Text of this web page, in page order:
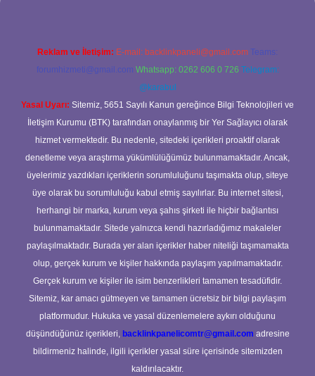
Reklam ve İletişim: E-mail: backlinkpaneli@gmail.com Teams:
forumhizmeti@gmail.com Whatsapp: 0262 606 0 726 Telegram:
@karabul
Yasal Uyarı: Sitemiz, 5651 Sayılı Kanun gereğince Bilgi Teknolojileri ve
İletişim Kurumu (BTK) tarafından onaylanmış bir Yer Sağlayıcı olarak
hizmet vermektedir. Bu nedenle, sitedeki içerikleri proaktif olarak
denetleme veya araştırma yükümlülüğümüz bulunmamaktadır. Ancak,
üyelerimiz yazdıkları içeriklerin sorumluluğunu taşımakta olup, siteye
üye olarak bu sorumluluğu kabul etmiş sayılırlar. Bu internet sitesi,
herhangi bir marka, kurum veya şahıs şirketi ile hiçbir bağlantısı
bulunmamaktadır. Sitede yalnızca kendi hazırladığımız makaleler
paylaşılmaktadır. Burada yer alan içerikler haber niteliği taşımamakta
olup, gerçek kurum ve kişiler hakkında paylaşım yapılmamaktadır.
Gerçek kurum ve kişiler ile isim benzerlikleri tamamen tesadüfidir.
Sitemiz, kar amacı gütmeyen ve tamamen ücretsiz bir bilgi paylaşım
platformudur. Hukuka ve yasal düzenlemelere aykırı olduğunu
düşündüğünüz içerikleri, backlinkpanelicomtr@gmail.com adresine
bildirmeniz halinde, ilgili içerikler yasal süre içerisinde sitemizden
kaldırılacaktır.